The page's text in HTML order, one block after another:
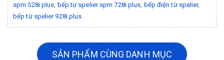
spm 528i plus bếp từ spelier spm 728i plus bếp điện từ spelier,
bếp từ spelier 928i plus
SẢN PHẨM CÙNG DANH MỤC